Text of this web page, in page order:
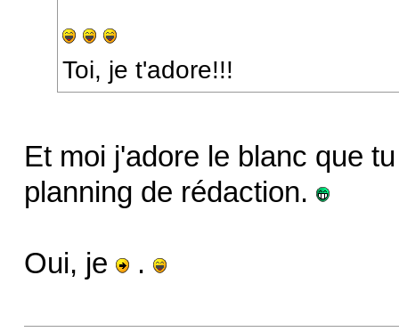
Toi, je t'adore!!!
Et moi j'adore le blanc que
planning de rédaction.
Oui, je .